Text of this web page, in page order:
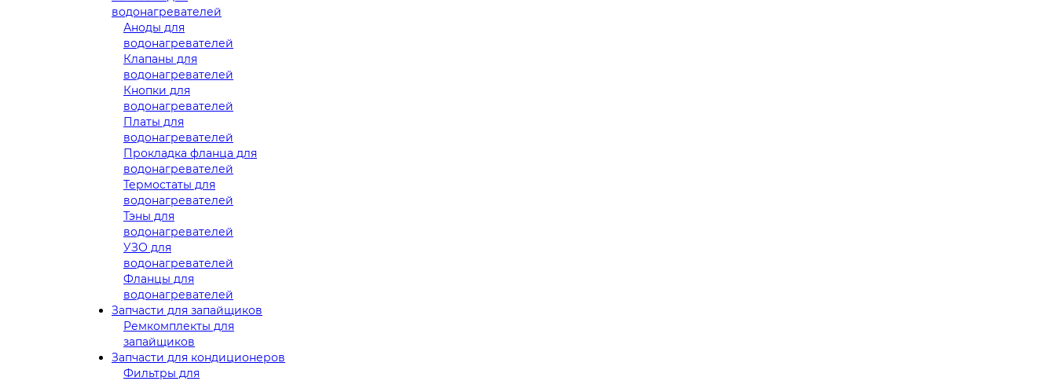
водонагревателей
Аноды для
водонагревателей
Клапаны для
водонагревателей
Кнопки для
водонагревателей
Платы для
водонагревателей
Прокладка фланца для
водонагревателей
Термостаты для
водонагревателей
Тэны для
водонагревателей
УЗО для
водонагревателей
Фланцы для
водонагревателей
Запчасти для запайщиков
Ремкомплекты для
запайщиков
Запчасти для кондиционеров
Фильтры для